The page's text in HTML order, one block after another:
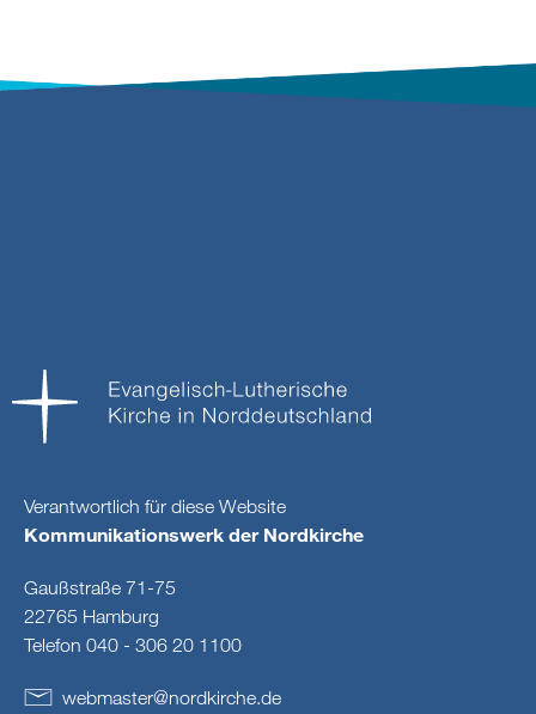
Verantwortlich für diese Website
Kommunikationswerk der Nordkirche
Gaußstraße 71-75
22765 Hamburg
Telefon 040 - 306 20 1100
webmaster@nordkirche.de